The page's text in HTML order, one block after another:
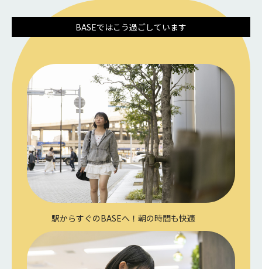
BASEではこう過ごしています
駅からすぐのBASEへ！朝の時間も快適